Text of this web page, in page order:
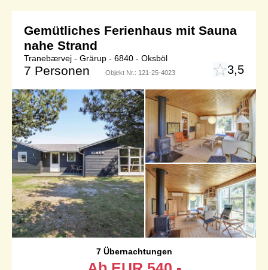
Gemütliches Ferienhaus mit Sauna
nahe Strand
Tranebærvej - Grärup - 6840 - Oksböl
7 Personen Objekt Nr.: 121-25-4023 3,5
7 Übernachtungen